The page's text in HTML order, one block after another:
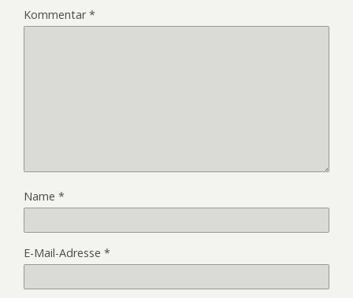
Kommentar*
Name *
E-Mail-Adresse *